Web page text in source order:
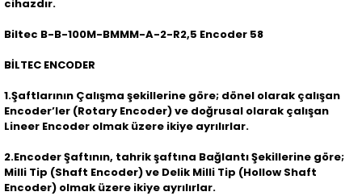
cihazdır.
Biltec B-B-100M-BMMM-A-2-R2,5 Encoder 58
BİLTEC ENCODER
1.Şaftlarının Çalışma şekillerine göre; dönel olarak çalışan
Encoder’ler (Rotary Encoder) ve doğrusal olarak çalışan
Lineer Encoder olmak üzere ikiye ayrılırlar.
2.Encoder Şaftının, tahrik şaftına Bağlantı Şekillerine göre;
Milli Tip (Shaft Encoder) ve Delik Milli Tip (Hollow Shaft
Encoder) olmak üzere ikiye ayrılırlar.